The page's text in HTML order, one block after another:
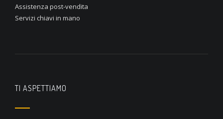
Assistenza post-vendita
Servizi chiavi in mano
TI ASPETTIAMO